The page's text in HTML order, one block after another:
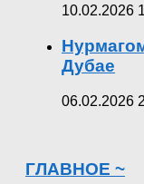
10.02.2026
Дубае
06.02.2026
ГЛАВНОЕ ~